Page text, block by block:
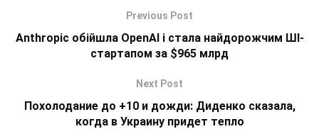
Previous Post
Anthropic обійшла OpenAI і стала найдорожчим ШІ-
стартапом за $965 млрд
Next Post
Похолодание до +10 и дожди: Диденко сказала,
когда в Украину придет тепло